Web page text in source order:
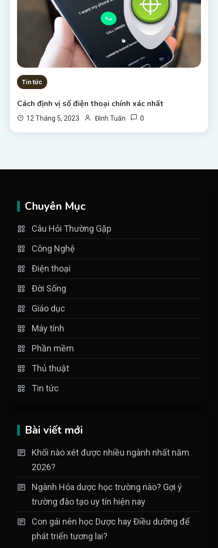
Tin tức
Cách định vị số điện thoại chính xác nhất
12 Tháng 5, 2023 Đình Tuấn 0
Chuyên Mục
Câu Hỏi Thường Gặp
Công Nghệ
Điện thoại
Đời Sống
Giáo dục
Máy tính
Phần mềm
Thủ thuật
Tin tức
Bài viết mới
Khối nào xét được nhiều ngành nhất năm
2026?
Ngành Hóa dược học trường nào? Gợi ý
trường đào tạo uy tín hiện nay
Con gái nên học Dược hay Điều dưỡng để
phát triển tương lai?